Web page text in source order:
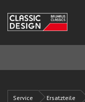
Service Ersatzteile